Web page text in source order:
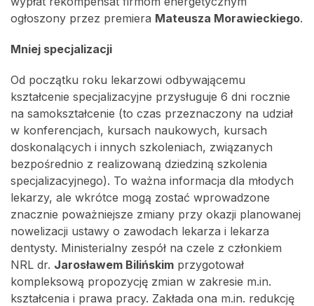
ogłoszony przez premiera Mateusza Morawieckiego.
Mniej specjalizacji
Od początku roku lekarzowi odbywającemu
kształcenie specjalizacyjne przysługuje 6 dni rocznie
na samokształcenie (to czas przeznaczony na udział
w konferencjach, kursach naukowych, kursach
doskonalących i innych szkoleniach, związanych
bezpośrednio z realizowaną dziedziną szkolenia
specjalizacyjnego). To ważna informacja dla młodych
lekarzy, ale wkrótce mogą zostać wprowadzone
znacznie poważniejsze zmiany przy okazji planowanej
nowelizacji ustawy o zawodach lekarza i lekarza
dentysty. Ministerialny zespół na czele z członkiem
NRL dr. Jarosławem Bilińskim przygotował
kompleksową propozycję zmian w zakresie m.in.
kształcenia i prawa pracy. Zakłada ona m.in. redukcję